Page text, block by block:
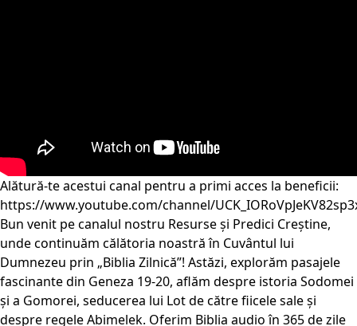
Alătură-te acestui canal pentru a primi acces la beneficii:
https://www.youtube.com/channel/
Bun venit pe canalul nostru Resurse și Predici Creștine,
unde continuăm călătoria noastră în Cuvântul lui
Dumnezeu prin „Biblia Zilnică”! Astăzi, explorăm pasajele
fascinante din Geneza 19-20, aflăm despre istoria Sodomei
și a Gomorei, seducerea lui Lot de către fiicele sale și
despre regele Abimelek. Oferim Biblia audio în 365 de zile